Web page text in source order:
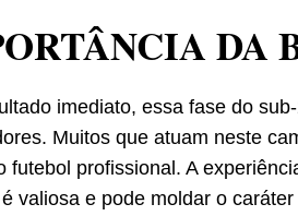
DA
imediato, essa fase do
Muitos que atuam neste
futebol profissional. A
valiosa e pode moldar o